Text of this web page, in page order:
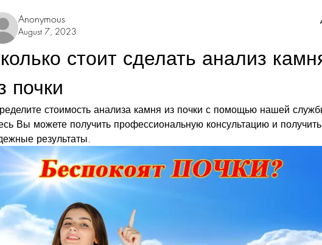
Anonymous
August 7, 2023
стоит сделать анализ
почки
стоимость анализа камня из почки с помощью нашей
Вы можете получить профессиональную консультацию и получить
результаты.